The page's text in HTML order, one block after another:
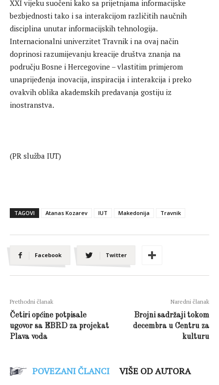
XXI vijeku suočeni kako sa prijetnjama informacijske
bezbjednosti tako i sa interakcijom različitih naučnih
disciplina unutar informacijskih tehnologija.
Internacionalni univerzitet Travnik i na ovaj način
doprinosi razumijevanju kreacije društva znanja na
području Bosne i Hercegovine – vlastitim primjerom
unaprijeđenja inovacija, inspiracija i interakcija i preko
ovakvih oblika akademskih predavanja gostiju iz
inostranstva.
(PR služba IUT)
TAGOVI Atanas Kozarev IUT Makedonija Travnik
Facebook Twitter
Prethodni članak
Četiri općine potpisale
ugovor sa EBRD za projekat
Plava voda
Naredni članak
Brojni sadržaji tokom
decembra u Centru za
kulturu
POVEZANI ČLANCI VIŠE OD AUTORA